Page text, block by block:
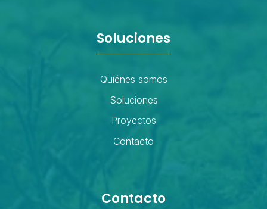
Soluciones
Quiénes somos
Soluciones
Proyectos
Contacto
Contacto